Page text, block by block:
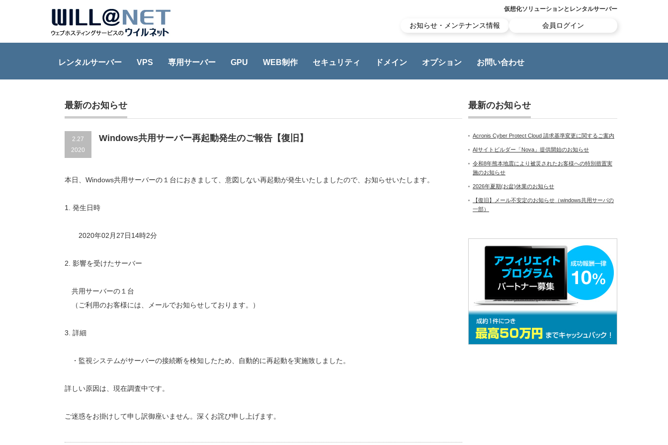
仮想化ソリューションとレンタルサーバー
お知らせ・メンテナンス情報 会員ログイン
レンタルサーバー VPS 専用サーバー GPU WEB制作 セキュリティ ドメイン オプション お問い合わせ
最新のお知らせ
2.27
2020
Windows共用サーバー再起動発生のご報告【復旧】
本日、Windows共用サーバーの１台におきまして、意図しない再起動が発生いたしましたので、お知らせいたします。
1. 発生日時
2020年02月27日14時2分
2. 影響を受けたサーバー
共用サーバーの１台
（ご利用のお客様には、メールでお知らせしております。）
3. 詳細
・監視システムがサーバーの接続断を検知したため、自動的に再起動を実施致しました。
詳しい原因は、現在調査中です。
ご迷惑をお掛けして申し訳御座いません。深くお詫び申し上げます。
最新のお知らせ
Acronis Cyber Protect Cloud 請求基準変更に関するご案内
AIサイトビルダー「Nova」提供開始のお知らせ
令和8年熊本地震により被災されたお客様への特別措置実
施のお知らせ
2026年夏期(お盆)休業のお知らせ
【復旧】メール不安定のお知らせ（windows共用サーバの
一部）